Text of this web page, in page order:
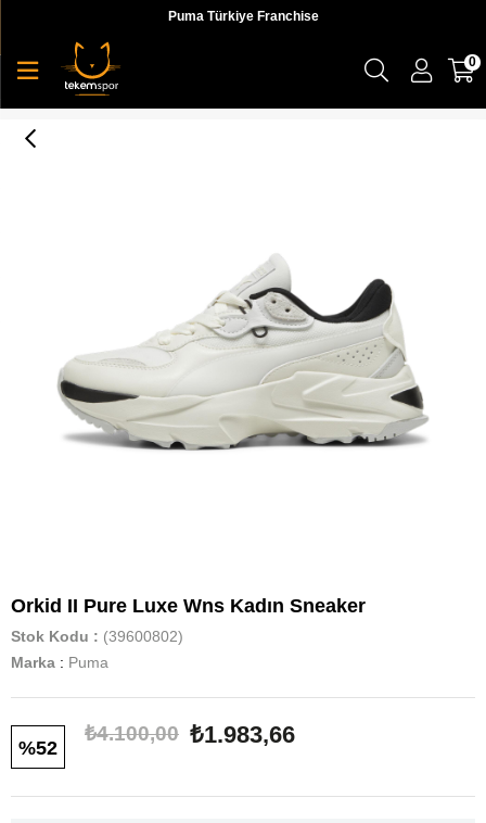
Puma Türkiye Franchise
0
Orkid II Pure Luxe Wns Kadın Sneaker
Stok Kodu
(39600802)
Marka : Puma
52
₺4.100,00 ₺1.983,66